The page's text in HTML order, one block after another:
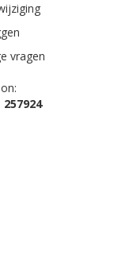
vragen
257924